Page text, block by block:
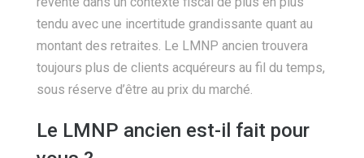
tendu avec une incertitude grandissante quant au
montant des retraites. Le LMNP ancien trouvera
toujours plus de clients acquéreurs au fil du temps,
sous réserve d’être au prix du marché.
Le LMNP ancien est-il fait pour